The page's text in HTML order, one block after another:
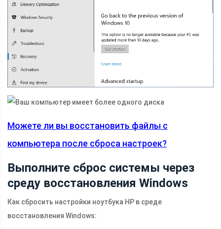
Можете ли вы восстановить файлы с
компьютера после сброса настроек?
Выполните сброс системы через
среду восстановления Windows
Как сбросить настройки ноутбука HP в среде
восстановления Windows: